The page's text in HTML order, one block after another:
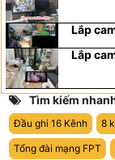
Lắp
Lắp
Tìm kiếm
Đầu ghi 16 Kênh 8
Tổng đài mạng FPT